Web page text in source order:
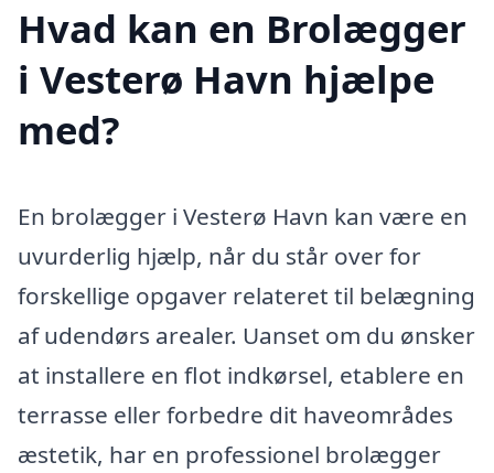
Hvad kan en Brolægger
i Vesterø Havn hjælpe
med?
En brolægger i Vesterø Havn kan være en
uvurderlig hjælp, når du står over for
forskellige opgaver relateret til belægning
af udendørs arealer. Uanset om du ønsker
at installere en flot indkørsel, etablere en
terrasse eller forbedre dit haveområdes
æstetik, har en professionel brolægger